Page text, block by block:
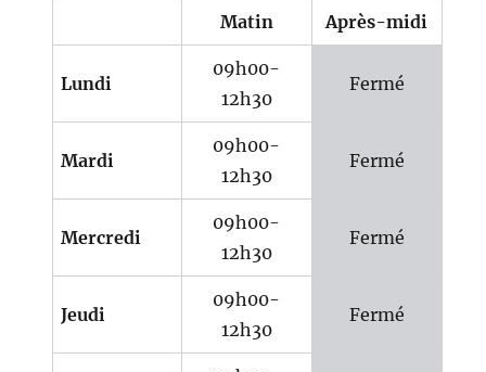
Matin
Après-midi
Lundi
09h00-
12h30
Fermé
Mardi
09h00-
12h30
Fermé
Mercredi
09h00-
12h30
Fermé
Jeudi
09h00-
12h30
Fermé